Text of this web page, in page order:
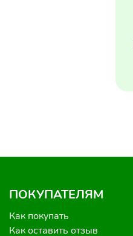
ПОКУПАТЕЛЯМ
Как покупать
Как оставить отзыв